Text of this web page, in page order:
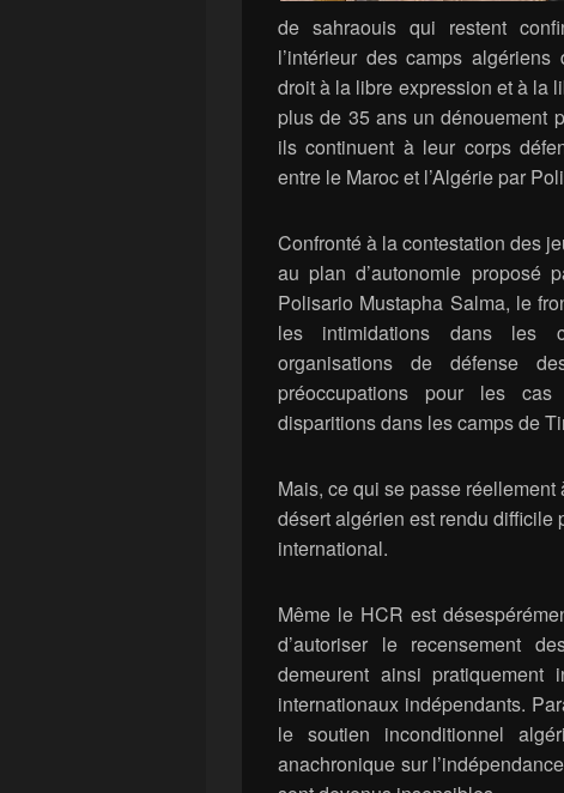
de sahraouis qui restent
l’intérieur des camps
droit à la libre expression et à la
plus de 35 ans un dénouement
ils continuent à leur corps
entre le Maroc et l’Algérie par
Confronté à la contestation des
au plan d’autonomie proposé
Polisario Mustapha Salma, le
les intimidations dans les
organisations de défense
préoccupations pour les
disparitions dans les camps de
Mais, ce qui se passe réellement
désert algérien est rendu difficile
international.
Même le HCR est
d’autoriser le recensement
demeurent ainsi
internationaux indépendants.
le soutien inconditionnel
anachronique sur